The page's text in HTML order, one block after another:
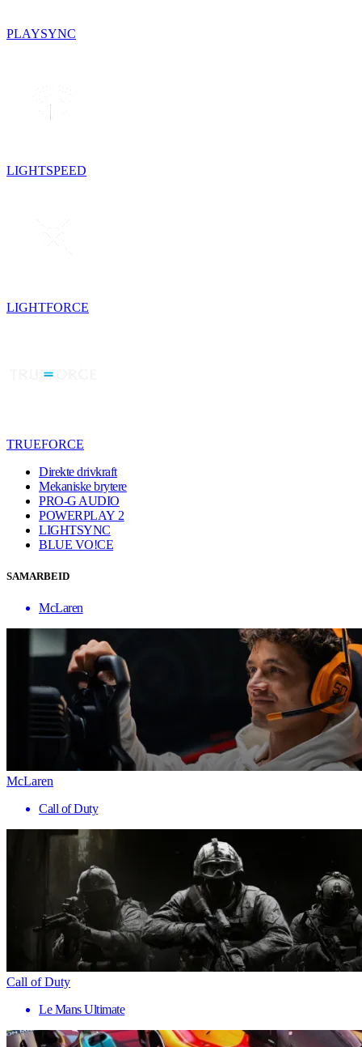
PLAYSYNC
LIGHTSPEED
LIGHTFORCE
TRUEFORCE
Direkte drivkraft
Mekaniske brytere
PRO-G AUDIO
POWERPLAY 2
LIGHTSYNC
BLUE VO!CE
SAMARBEID
McLaren
McLaren
Call of Duty
Call of Duty
Le Mans Ultimate